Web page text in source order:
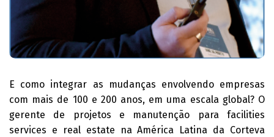
E como integrar as mudanças envolvendo empresas
com mais de 100 e 200 anos, em uma escala global? O
gerente de projetos e manutenção para facilities
services e real estate na América Latina da Corteva